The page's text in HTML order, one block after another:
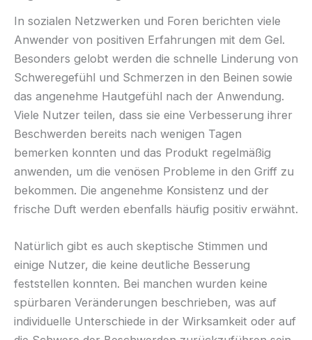
In sozialen Netzwerken und Foren berichten viele
Anwender von positiven Erfahrungen mit dem Gel.
Besonders gelobt werden die schnelle Linderung von
Schweregefühl und Schmerzen in den Beinen sowie
das angenehme Hautgefühl nach der Anwendung.
Viele Nutzer teilen, dass sie eine Verbesserung ihrer
Beschwerden bereits nach wenigen Tagen
bemerken konnten und das Produkt regelmäßig
anwenden, um die venösen Probleme in den Griff zu
bekommen. Die angenehme Konsistenz und der
frische Duft werden ebenfalls häufig positiv erwähnt.
Natürlich gibt es auch skeptische Stimmen und
einige Nutzer, die keine deutliche Besserung
feststellen konnten. Bei manchen wurden keine
spürbaren Veränderungen beschrieben, was auf
individuelle Unterschiede in der Wirksamkeit oder auf